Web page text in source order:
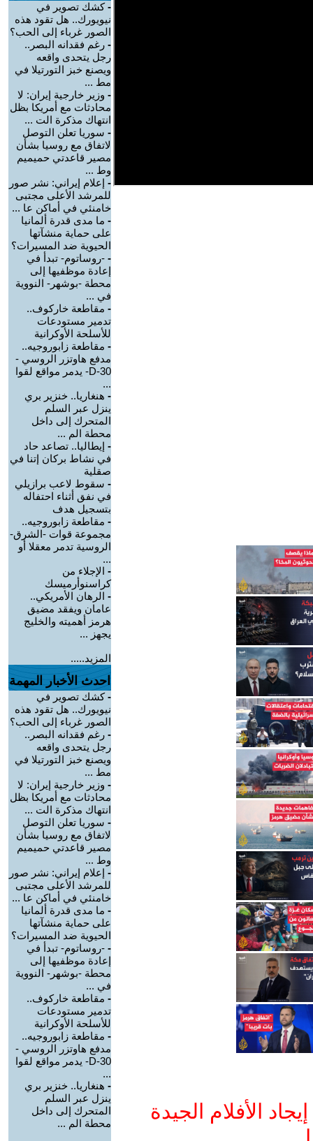
الأفلام الجيدة
-كشك تصوير في
نيويورك.. هل تقود هذه
الصور غرباء إلى الحب؟
- رغم فقدانه البصر..
رجل يتحدى واقعه
ويصنع خبز التورتيلا في
مط ...
- وزير خارجية إيران: لا
محادثات مع أمريكا بظل
انتهاك مذكرة الت ...
- سوريا تعلن التوصل
لاتفاق مع روسيا بشأن
مصير قاعدتي حميميم
وط ...
- إعلام إيراني: نشر صور
للمرشد الأعلى مجتبى
خامنئي في أماكن عا ...
- ما مدى قدرة ألمانيا
على حماية منشآتها
الحيوية ضد المسيرات؟
- -روساتوم- تبدأ في
إعادة موظفيها إلى
محطة -بوشهر- النووية
في ...
- مقاطعة خاركوف..
تدمير مستودعات
للأسلحة الأوكرانية
- مقاطعة زابوروجيه..
مدفع هاوتزر الروسي -
D-30- يدمر مواقع لقوا
...
- هنغاريا.. خنزير بري
ينزل عبر السلم
المتحرك إلى داخل
محطة الم ...
- إيطاليا.. تصاعد حاد
في نشاط بركان إتنا في
صقلية
- سقوط لاعب برازيلي
في نفق أثناء احتفاله
بتسجيل هدف
- مقاطعة زابوروجيه..
مجموعة قوات -الشرق-
الروسية تدمر معقلا أو
...
- الإجلاء من
كراسنوأرميسك
- الرهان الأمريكي..
عامان ويفقد مضيق
هرمز أهميته والخليج
يجهز ...
المزيد.....
احدث الأخبار المهمة
-كشك تصوير في
نيويورك.. هل تقود هذه
الصور غرباء إلى الحب؟
- رغم فقدانه البصر..
رجل يتحدى واقعه
ويصنع خبز التورتيلا في
مط ...
- وزير خارجية إيران: لا
محادثات مع أمريكا بظل
انتهاك مذكرة الت ...
- سوريا تعلن التوصل
لاتفاق مع روسيا بشأن
مصير قاعدتي حميميم
وط ...
- إعلام إيراني: نشر صور
للمرشد الأعلى مجتبى
خامنئي في أماكن عا ...
- ما مدى قدرة ألمانيا
على حماية منشآتها
الحيوية ضد المسيرات؟
- -روساتوم- تبدأ في
إعادة موظفيها إلى
محطة -بوشهر- النووية
في ...
- مقاطعة خاركوف..
تدمير مستودعات
للأسلحة الأوكرانية
- مقاطعة زابوروجيه..
مدفع هاوتزر الروسي -
D-30- يدمر مواقع لقوا
...
- هنغاريا.. خنزير بري
ينزل عبر السلم
المتحرك إلى داخل
محطة الم ...